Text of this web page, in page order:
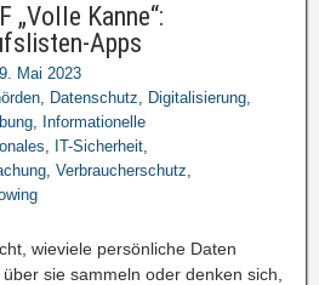
„Volle Kanne“:
Apps
Mai 2023
, Datenschutz, Digitalisierung,
, Informationelle
, IT-Sicherheit,
, Verbraucherschutz,
wieviele persönliche Daten
sie sammeln oder denken sich,